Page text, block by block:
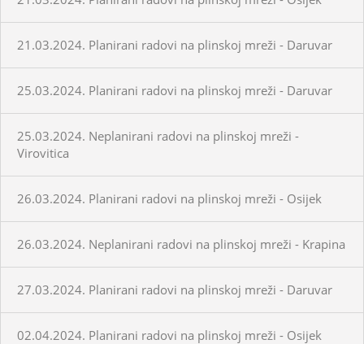
21.03.2024. Planirani radovi na plinskoj mreži - Daruvar
25.03.2024. Planirani radovi na plinskoj mreži - Daruvar
25.03.2024. Neplanirani radovi na plinskoj mreži -
Virovitica
26.03.2024. Planirani radovi na plinskoj mreži - Osijek
26.03.2024. Neplanirani radovi na plinskoj mreži - Krapina
27.03.2024. Planirani radovi na plinskoj mreži - Daruvar
02.04.2024. Planirani radovi na plinskoj mreži - Osijek